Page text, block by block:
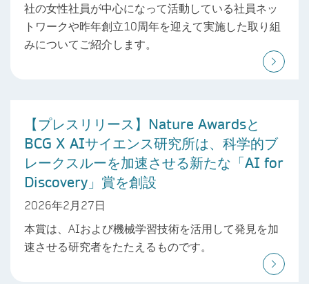
社の女性社員が中心になって活動している社員ネッ
トワークや昨年創立10周年を迎えて実施した取り組
みについてご紹介します。
【プレスリリース】Nature Awardsと
BCG X AIサイエンス研究所は、科学的ブ
レークスルーを加速させる新たな「AI for
Discovery」賞を創設
2026年2月27日
本賞は、AIおよび機械学習技術を活用して発見を加
速させる研究者をたたえるものです。